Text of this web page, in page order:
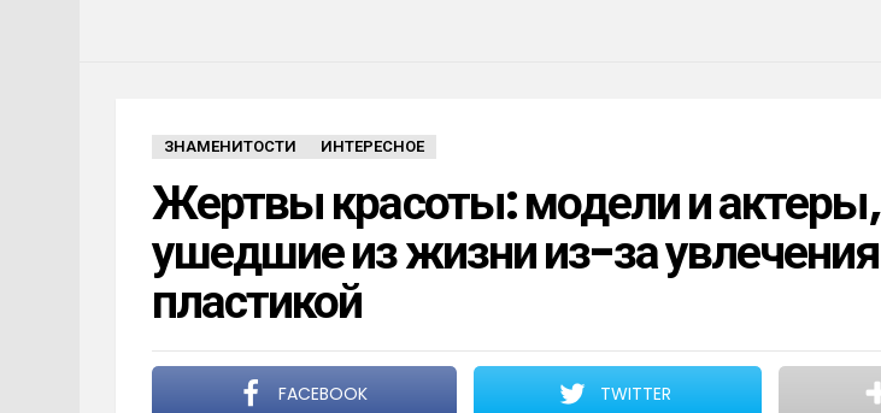
ЗНАМЕНИТОСТИ ИНТЕРЕСНОЕ
Жертвы красоты: модели и актеры,
ушедшие из жизни из-за увлечения
пластикой
FACEBOOK TWITTER